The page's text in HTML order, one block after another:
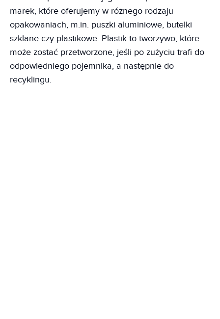
marek, które oferujemy w różnego rodzaju
opakowaniach, m.in. puszki aluminiowe, butelki
szklane czy plastikowe. Plastik to tworzywo, które
może zostać przetworzone, jeśli po zużyciu trafi do
odpowiedniego pojemnika, a następnie do
recyklingu.